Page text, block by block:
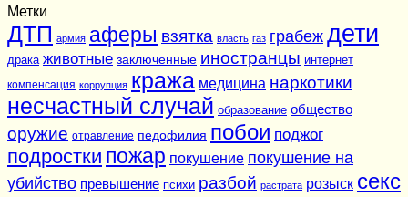
Метки
ДТП армия аферы взятка власть газ грабеж дети
драка животные заключенные иностранцы интернет
компенсация коррупция кража медицина наркотики
несчастный случай образование общество
оружие отравление педофилия побои поджог
подростки пожар покушение покушение на
убийство превышение психи разбой растрата розыск секс